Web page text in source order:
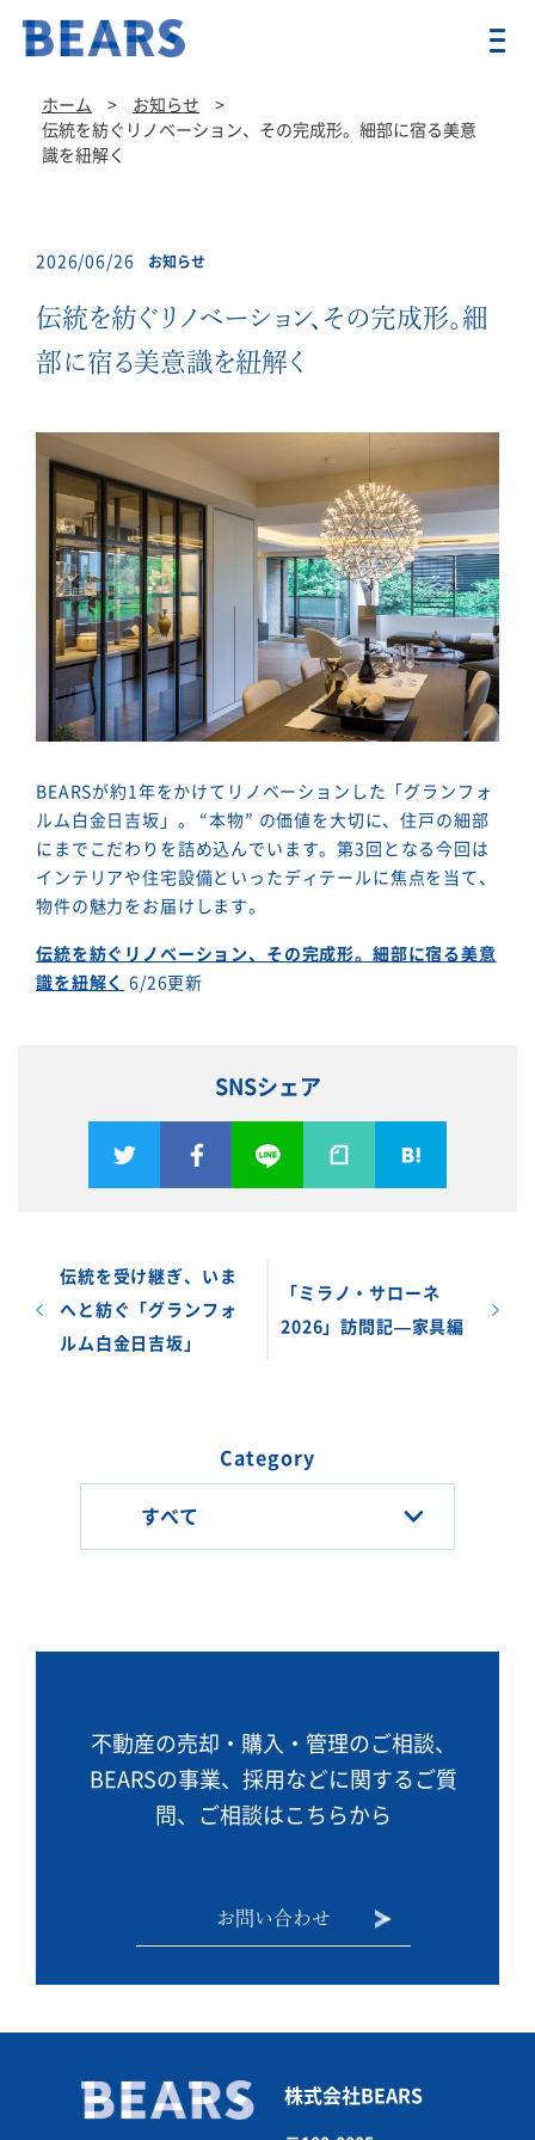
ホーム > お知らせ
>
伝統を紡ぐリノベーション、その完成形。細部に宿る美意
識を紐解く
2026/06/26 お知らせ
伝統を紡ぐリノベーション、その完成形。細
部に宿る美意識を紐解く
BEARSが約1年をかけてリノベーションした「グランフォ
ルム白金日吉坂」。 “本物” の価値を大切に、住戸の細部
にまでこだわりを詰め込んでいます。第3回となる今回は
インテリアや住宅設備といったディテールに焦点を当て、
物件の魅力をお届けします。
伝統を紡ぐリノベーション、その完成形。細部に宿る美意
識を紐解く
6/26更新
SNSシェア
伝統を受け継ぎ、いま
へと紡ぐ「グランフォ
ルム白金日吉坂」
「ミラノ・サローネ
2026」訪問記—家具編
Category
不動産の売却・購入・管理のご相談、
BEARSの事業、 採用などに関するご質
問、ご相談はこちらから
お問い合わせ
株式会社BEARS